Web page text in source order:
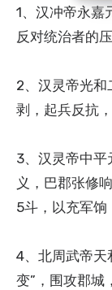
1、汉冲帝永嘉
反对统治者的
2、汉灵帝光和
剥，起兵反抗
3、汉灵帝中平
义，巴郡张修
5斗，以充军饷
4、北周武帝天
变”，围攻郡城